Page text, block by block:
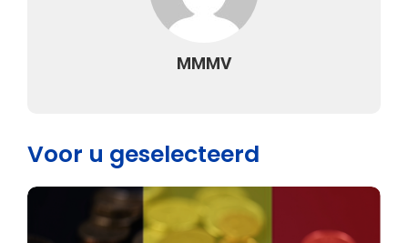
MMMV
Voor u geselecteerd